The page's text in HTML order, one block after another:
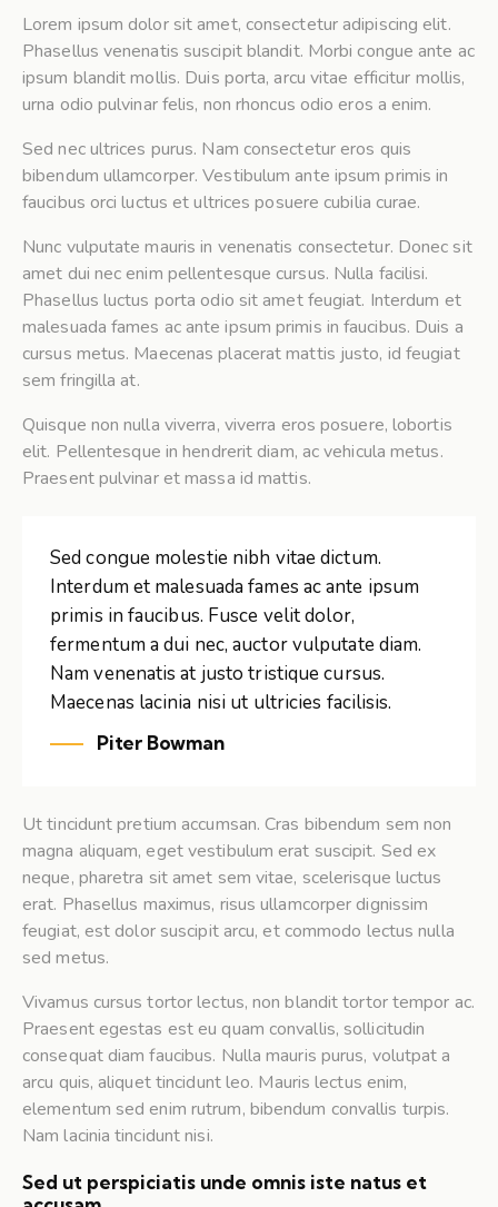
Lorem ipsum dolor sit amet, consectetur adipiscing elit.
Phasellus venenatis suscipit blandit. Morbi congue ante ac
ipsum blandit mollis. Duis porta, arcu vitae efficitur mollis,
urna odio pulvinar felis, non rhoncus odio eros a enim.
Sed nec ultrices purus. Nam consectetur eros quis
bibendum ullamcorper. Vestibulum ante ipsum primis in
faucibus orci luctus et ultrices posuere cubilia curae.
Nunc vulputate mauris in venenatis consectetur. Donec sit
amet dui nec enim pellentesque cursus. Nulla facilisi.
Phasellus luctus porta odio sit amet feugiat. Interdum et
malesuada fames ac ante ipsum primis in faucibus. Duis a
cursus metus. Maecenas placerat mattis justo, id feugiat
sem fringilla at.
Quisque non nulla viverra, viverra eros posuere, lobortis
elit. Pellentesque in hendrerit diam, ac vehicula metus.
Praesent pulvinar et massa id mattis.
Sed congue molestie nibh vitae dictum.
Interdum et malesuada fames ac ante ipsum
primis in faucibus. Fusce velit dolor,
fermentum a dui nec, auctor vulputate diam.
Nam venenatis at justo tristique cursus.
Maecenas lacinia nisi ut ultricies facilisis.
Piter Bowman
Ut tincidunt pretium accumsan. Cras bibendum sem non
magna aliquam, eget vestibulum erat suscipit. Sed ex
neque, pharetra sit amet sem vitae, scelerisque luctus
erat. Phasellus maximus, risus ullamcorper dignissim
feugiat, est dolor suscipit arcu, et commodo lectus nulla
sed metus.
Vivamus cursus tortor lectus, non blandit tortor tempor ac.
Praesent egestas est eu quam convallis, sollicitudin
consequat diam faucibus. Nulla mauris purus, volutpat a
arcu quis, aliquet tincidunt leo. Mauris lectus enim,
elementum sed enim rutrum, bibendum convallis turpis.
Nam lacinia tincidunt nisi.
Sed ut perspiciatis unde omnis iste natus et